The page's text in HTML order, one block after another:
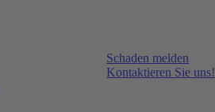
Schaden melden
Kontaktieren Sie uns!